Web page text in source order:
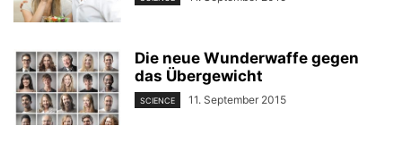
Die neue Wunderwaffe gegen
das Übergewicht
SCIENCE 11. September 2015